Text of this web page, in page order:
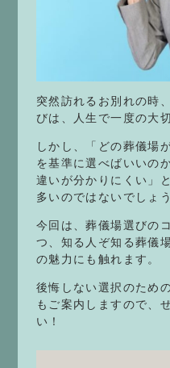
突然訪れるお別れの時
びは、人生で一度の大
しかし、「どの葬儀場
を基準に選べばいいの
違いが分かりにくい」
多いのではないでしょ
今回は、葬儀場選びの
つ、知る人ぞ知る葬儀
の魅力にも触れます。
後悔しない選択のため
もご案内しますので、
い！